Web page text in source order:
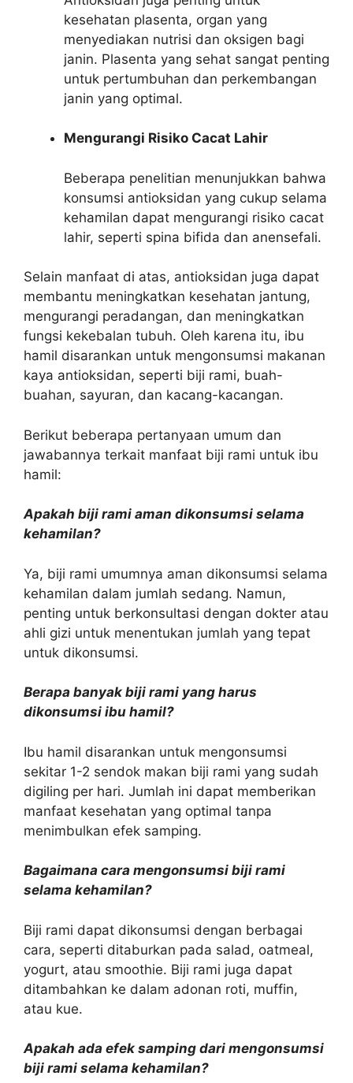
kesehatan plasenta, organ yang
menyediakan nutrisi dan oksigen bagi
janin. Plasenta yang sehat sangat penting
untuk pertumbuhan dan perkembangan
janin yang optimal.
Mengurangi Risiko Cacat Lahir
Beberapa penelitian menunjukkan bahwa
konsumsi antioksidan yang cukup selama
kehamilan dapat mengurangi risiko cacat
lahir, seperti spina bifida dan anensefali.
Selain manfaat di atas, antioksidan juga dapat
membantu meningkatkan kesehatan jantung,
mengurangi peradangan, dan meningkatkan
fungsi kekebalan tubuh. Oleh karena itu, ibu
hamil disarankan untuk mengonsumsi makanan
kaya antioksidan, seperti biji rami, buah-
buahan, sayuran, dan kacang-kacangan.
Berikut beberapa pertanyaan umum dan
jawabannya terkait manfaat biji rami untuk ibu
hamil:
Apakah biji rami aman dikonsumsi selama
kehamilan?
Ya, biji rami umumnya aman dikonsumsi selama
kehamilan dalam jumlah sedang. Namun,
penting untuk berkonsultasi dengan dokter atau
ahli gizi untuk menentukan jumlah yang tepat
untuk dikonsumsi.
Berapa banyak biji rami yang harus
dikonsumsi ibu hamil?
Ibu hamil disarankan untuk mengonsumsi
sekitar 1-2 sendok makan biji rami yang sudah
digiling per hari. Jumlah ini dapat memberikan
manfaat kesehatan yang optimal tanpa
menimbulkan efek samping.
Bagaimana cara mengonsumsi biji rami
selama kehamilan?
Biji rami dapat dikonsumsi dengan berbagai
cara, seperti ditaburkan pada salad, oatmeal,
yogurt, atau smoothie. Biji rami juga dapat
ditambahkan ke dalam adonan roti, muffin,
atau kue.
Apakah ada efek samping dari mengonsumsi
biji rami selama kehamilan?